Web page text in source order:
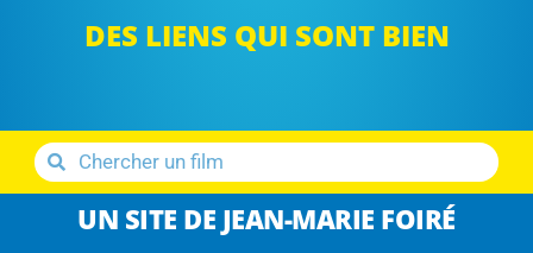
DES LIENS QUI SONT BIEN
UN SITE DE JEAN-MARIE FOIRÉ